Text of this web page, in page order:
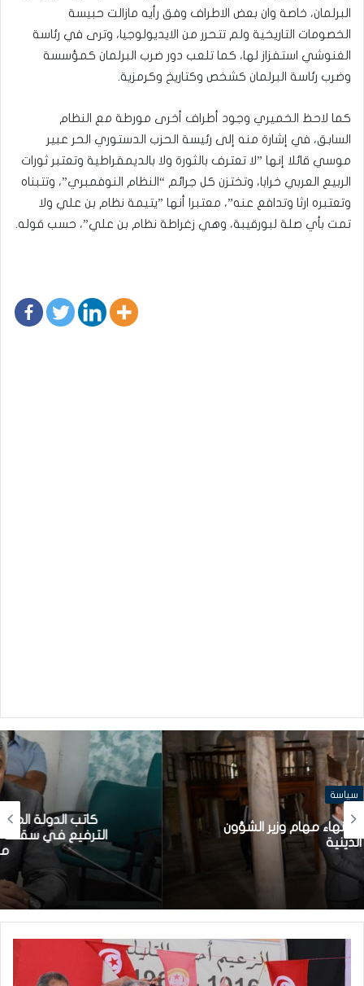
البرلمان، خاصة وان بعض الاطراف وفق رأيه مازالت حبيسة
الخصومات التاريخية ولم تتحرر من الايديولوجيا، وترى في رئاسة
الغنوشي استفزاز لها، كما تلعب دور ضرب البرلمان كمؤسسة
وضرب رئاسة البرلمان كشخص وكتاريخ وكرمزية.
كما لاحظ الخميري وجود أطراف أخرى مورطة مع النظام
السابق، في إشارة منه إلى رئيسة الحزب الدستوري الحر عبير
موسي قائلا إنها ”لا تعترف بالثورة ولا بالديمقراطية وتعتبر ثورات
الربيع العربي خرابا، وتختزن كل جرائم “النظام النوفمبري”، وتتبناه
وتعتبره ارثا وتدافع عنه”، معتبرا أنها ”يتيمة نظام بن علي ولا
تمت بأي صلة لبورقيبة، وهي زغراطة نظام بن علي”، حسب قوله.
سياسة
كاتب الدولة المكلف بالشركات الاهلية: قريبا
الترفيع في سقف تمويل الشركات الأهلية إلى